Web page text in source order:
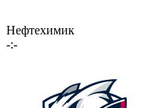
Нефтехимик
-:-